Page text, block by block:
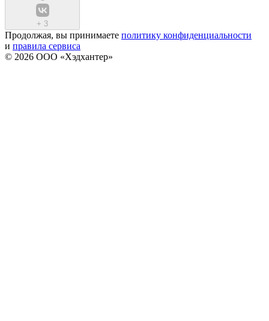
+ 3
Продолжая, вы принимаете политику конфиденциальности
и правила сервиса
© 2026 ООО «Хэдхантер»